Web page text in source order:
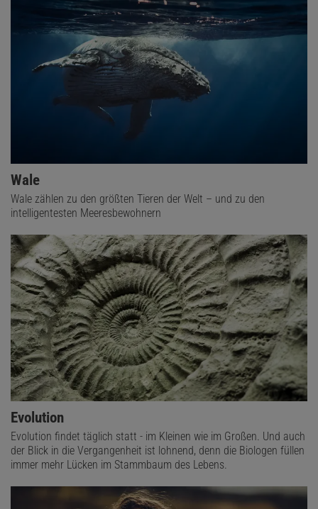
Wale
Wale zählen zu den größten Tieren der Welt – und zu den
intelligentesten Meeresbewohnern
Evolution
Evolution findet täglich statt - im Kleinen wie im Großen. Und auch
der Blick in die Vergangenheit ist lohnend, denn die Biologen füllen
immer mehr Lücken im Stammbaum des Lebens.